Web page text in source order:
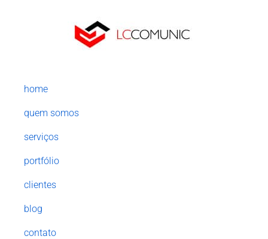
home
quem somos
serviços
portfólio
clientes
blog
contato